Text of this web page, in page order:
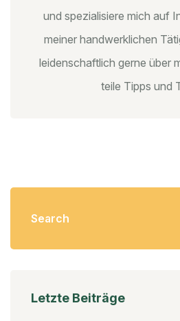
und spezialisiere mich auf
meiner handwerklichen
leidenschaftlich gerne über
teile Tipps und
Letzte Beiträge